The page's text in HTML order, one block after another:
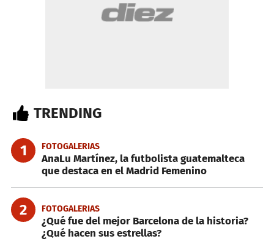
TRENDING
1 FOTOGALERIAS
AnaLu Martínez, la futbolista guatemalteca
que destaca en el Madrid Femenino
2 FOTOGALERIAS
¿Qué fue del mejor Barcelona de la historia?
¿Qué hacen sus estrellas?